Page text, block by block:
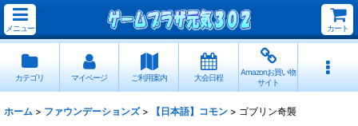
メニュー カート
カテゴリ マイページ ご利用案内 大会日程
Amazonお買い物
サイト
ホーム > ファウンデーションズ > 【日本語】コモン > ゴブリン奇襲